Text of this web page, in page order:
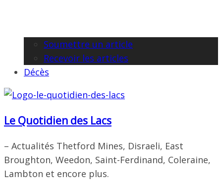
Soumettre un article
Recevoir les articles
Décès
Le Quotidien des Lacs
– Actualités Thetford Mines, Disraeli, East
Broughton, Weedon, Saint-Ferdinand, Coleraine,
Lambton et encore plus.